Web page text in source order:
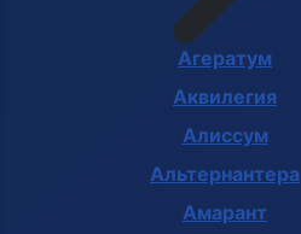
Агератум
Аквилегия
Алиссум
Альтернантера
Амарант